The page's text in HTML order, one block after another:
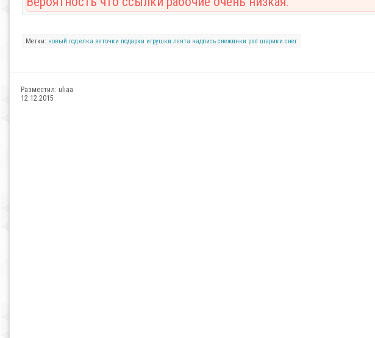
Метки: новый год елка веточки подарки игрушки лента надпись снежинки psd шарики снег
Разместил: uliaa
12.12.2015